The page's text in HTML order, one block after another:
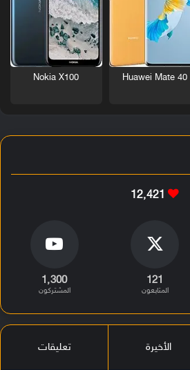
Huawei Mate 40
Nokia X100
12٬421
121
المتابعون
1٬300
المشتركون
الأخيرة تعليقات